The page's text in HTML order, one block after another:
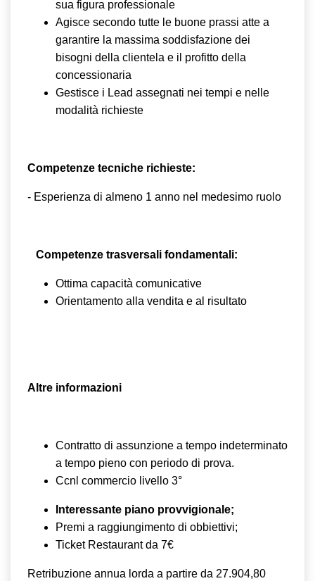
sua figura professionale
Agisce secondo tutte le buone prassi atte a
garantire la massima soddisfazione dei
bisogni della clientela e il profitto della
concessionaria
Gestisce i Lead assegnati nei tempi e nelle
modalità richieste
Competenze tecniche richieste:
- Esperienza di almeno 1 anno nel medesimo ruolo
Competenze trasversali fondamentali:
Ottima capacità comunicative
Orientamento alla vendita e al risultato
Altre informazioni
Contratto di assunzione a tempo indeterminato
a tempo pieno con periodo di prova.
Ccnl commercio livello 3°
Interessante piano provvigionale;
Premi a raggiungimento di obbiettivi;
Ticket Restaurant da 7€
Retribuzione annua lorda a partire da 27.904,80